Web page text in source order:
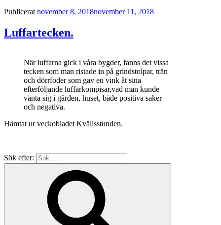
Publicerat november 8, 2018november 11, 2018
Luffartecken.
När luffarna gick i våra bygder, fanns det vissa
tecken som man ristade in på grindstolpar, trän
och dörrfoder som gav en vink åt sina
efterföljande luffarkompisar,vad man kunde
vänta sig i gården, huset, både positiva saker
och negativa.
Hämtat ur veckobladet Kvällsstunden.
Sök efter: